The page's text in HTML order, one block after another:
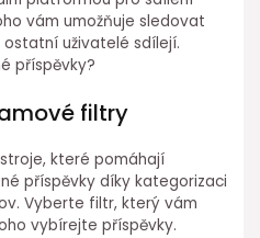
vám umožňuje sledovat
uživatelé sdílejí.
příspěvky?
filtry
které pomáhají
příspěvky díky kategorizaci
Vyberte filtr, který vám
vybírejte příspěvky.